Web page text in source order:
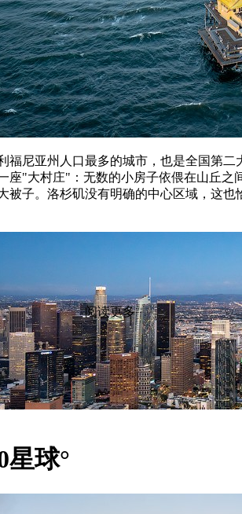
福尼亚州人口最多的城市，也是全国第二
座"大村庄"：无数的小房子依偎在山丘之
被子。洛杉矶没有明确的中心区域，这也
阅读更多
星球°